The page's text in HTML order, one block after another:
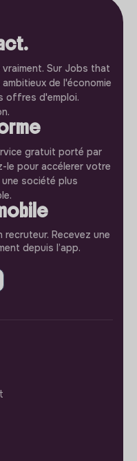
Sur Jobs that
de l'économie
offres d'emploi.
gratuit porté par
le pour accélerer votre
société plus
recruteur. Recevez une
depuis l’app.